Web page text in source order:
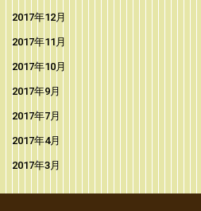
2017年12月
2017年11月
2017年10月
2017年9月
2017年7月
2017年4月
2017年3月